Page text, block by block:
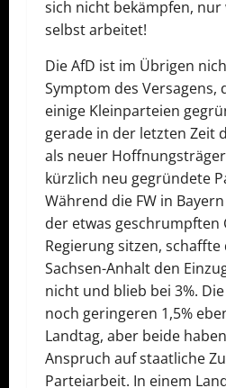
sich nicht bekämpfen, nur
selbst arbeitet!
Die AfD ist im Übrigen
Symptom des Versagens,
einige Kleinparteien
gerade in der letzten Zeit
als neuer
kürzlich neu gegründete
Während die FW in
der etwas geschrumpften
Regierung sitzen, schaffte
Sachsen-Anhalt den
nicht und blieb bei 3%.
noch geringeren 1,5%
Landtag, aber beide
Anspruch auf staatliche
Parteiarbeit. In einem